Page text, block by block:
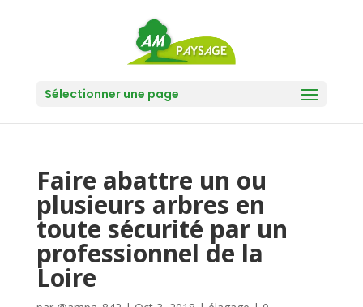
Sélectionner une page
Faire abattre un ou
plusieurs arbres en
toute sécurité par un
professionnel de la
Loire